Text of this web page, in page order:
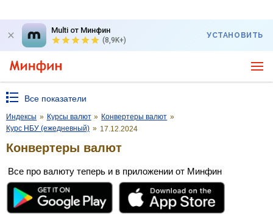
Multi от Минфин
(8,9K+)
УСТАНОВИТЬ
Все показатели
Индексы » Курсы валют » Конвертеры валют »
Курс НБУ (ежедневный) » 17.12.2024
Конвертеры валют
Все про валюту теперь и в приложении от Минфин